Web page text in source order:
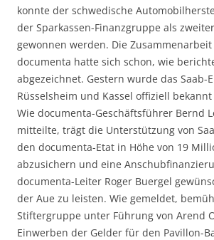
konnte der schwedische
der Sparkassen-Finanzgruppe als
gewonnen werden. Die
documenta hatte sich schon, wie
abgezeichnet. Gestern wurde das Saab-
Rüsselsheim und Kassel offiziell bekannt
Wie documenta-Geschäftsführer Bernd
mitteilte, trägt die Unterstützung von
den documenta-Etat in Höhe von 19
abzusichern und eine
documenta-Leiter Roger Buergel
der Aue zu leisten. Wie gemeldet,
Stiftergruppe unter Führung von Arend
Einwerben der Gelder für den Pavillon-